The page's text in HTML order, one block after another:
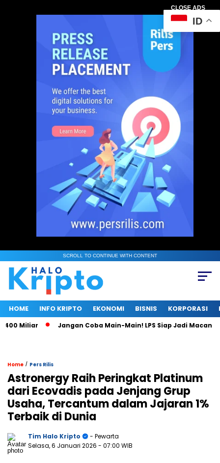
CLOSE ADS
SCROLL TO CONTINUE WITH CONTENT
HOME INFO KRIPTO EKONOMI BISNIS KORPORASI
Miliar Jangan Coba Main-Main! LPS Siap Jadi Macan
Home / Pers Rilis
Astronergy Raih Peringkat Platinum
dari Ecovadis pada Jenjang Grup
Usaha, Tercantum dalam Jajaran 1%
Terbaik di Dunia
Tim Halo Kripto
- Pewarta
Selasa, 6 Januari 2026 - 07:00 WIB
ID